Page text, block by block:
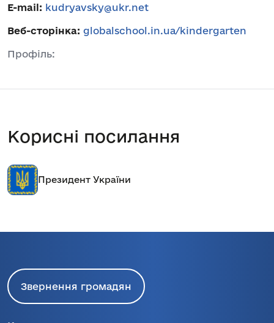
E-mail: kudryavsky@ukr.net
Веб-сторінка: globalschool.in.ua/kindergarten
Профіль:
Корисні посилання
Президент України
Звернення громадян